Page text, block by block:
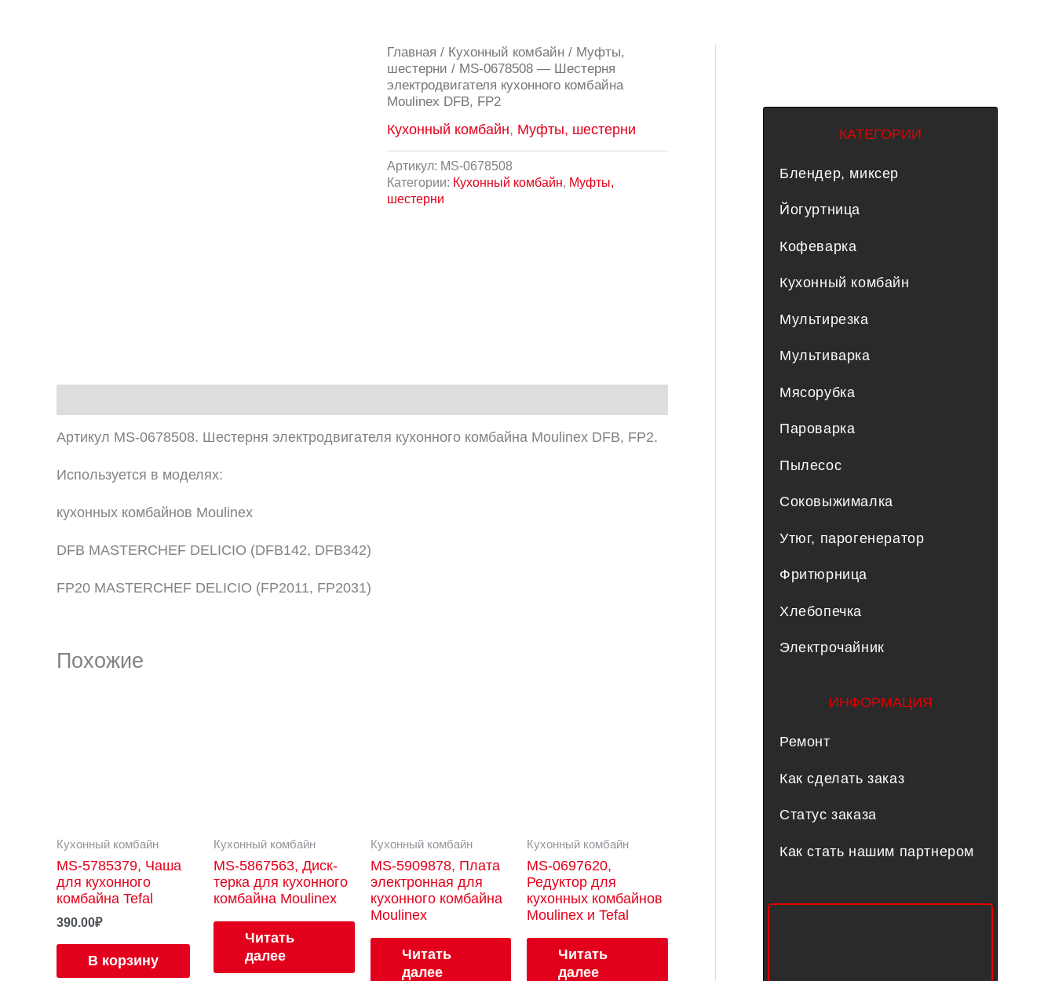
Главная / Кухонный комбайн/ Муфты,
шестерни / MS-0678508 — Шестерня
электродвигателя кухонного комбайна
Moulinex DFB, FP2
Кухонный комбайн, Муфты, шестерни
Артикул: MS-0678508
Категории: Кухонный комбайн, Муфты,
шестерни
Артикул MS-0678508. Шестерня электродвигателя кухонного комбайна Moulinex DFB, FP2.
Используется в моделях:
кухонных комбайнов Moulinex
DFB MASTERCHEF DELICIO (DFB142, DFB342)
FP20 MASTERCHEF DELICIO (FP2011, FP2031)
Похожие
Кухонный комбайн
MS-5785379, Чаша
для кухонного
комбайна Tefal
390.00₽
В корзину
Кухонный комбайн
MS-5867563, Диск-
терка для кухонного
комбайна Moulinex
Читать
далее
Кухонный комбайн
MS-5909878, Плата
электронная для
кухонного комбайна
Moulinex
Читать
далее
Кухонный комбайн
MS-0697620,
Редуктор для
кухонных комбайнов
Moulinex и Tefal
Читать
далее
КАТЕГОРИИ
Блендер, миксер
Йогуртница
Кофеварка
Кухонный комбайн
Мультирезка
Мультиварка
Мясорубка
Пароварка
Пылесос
Соковыжималка
Утюг, парогенератор
Фритюрница
Хлебопечка
Электрочайник
ИНФОРМАЦИЯ
Ремонт
Как сделать заказ
Статус заказа
Как стать нашим партнером